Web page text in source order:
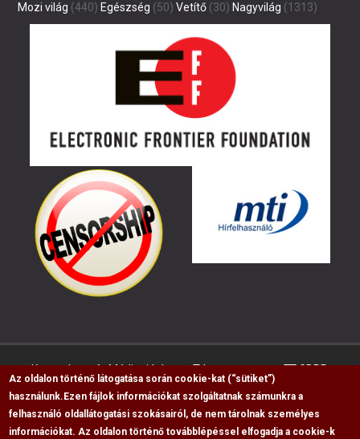
Mozi világ (440) Egészség (50) Vetítő (30) Nagyvilág (1313)
Kapcsolat Médiaajánlat Impresszum GDPR
RSS
Az oldalon történő látogatása során cookie-kat (“sütiket”)
használunk. Ezen fájlok információkat szolgáltatnak számunkra a
felhasználó oldallátogatási szokásairól, de nem tárolnak személyes
információkat. Az oldalon történő továbblépéssel elfogadja a cookie-k